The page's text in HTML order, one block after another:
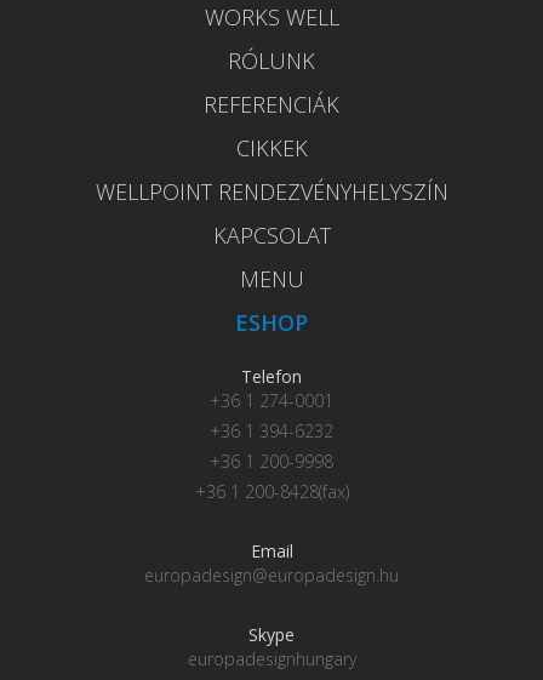
WORKS WELL
RÓLUNK
REFERENCIÁK
CIKKEK
WELLPOINT RENDEZVÉNYHELYSZÍN
KAPCSOLAT
MENU
ESHOP
Telefon
+36 1 274-0001
+36 1 394-6232
+36 1 200-9998
+36 1 200-8428(fax)
Email
europadesign@europadesign.hu
Skype
europadesignhungary